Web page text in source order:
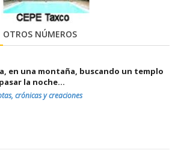
OTROS NÚMEROS
en una montaña, buscando un templo
la noche…
crónicas y creaciones